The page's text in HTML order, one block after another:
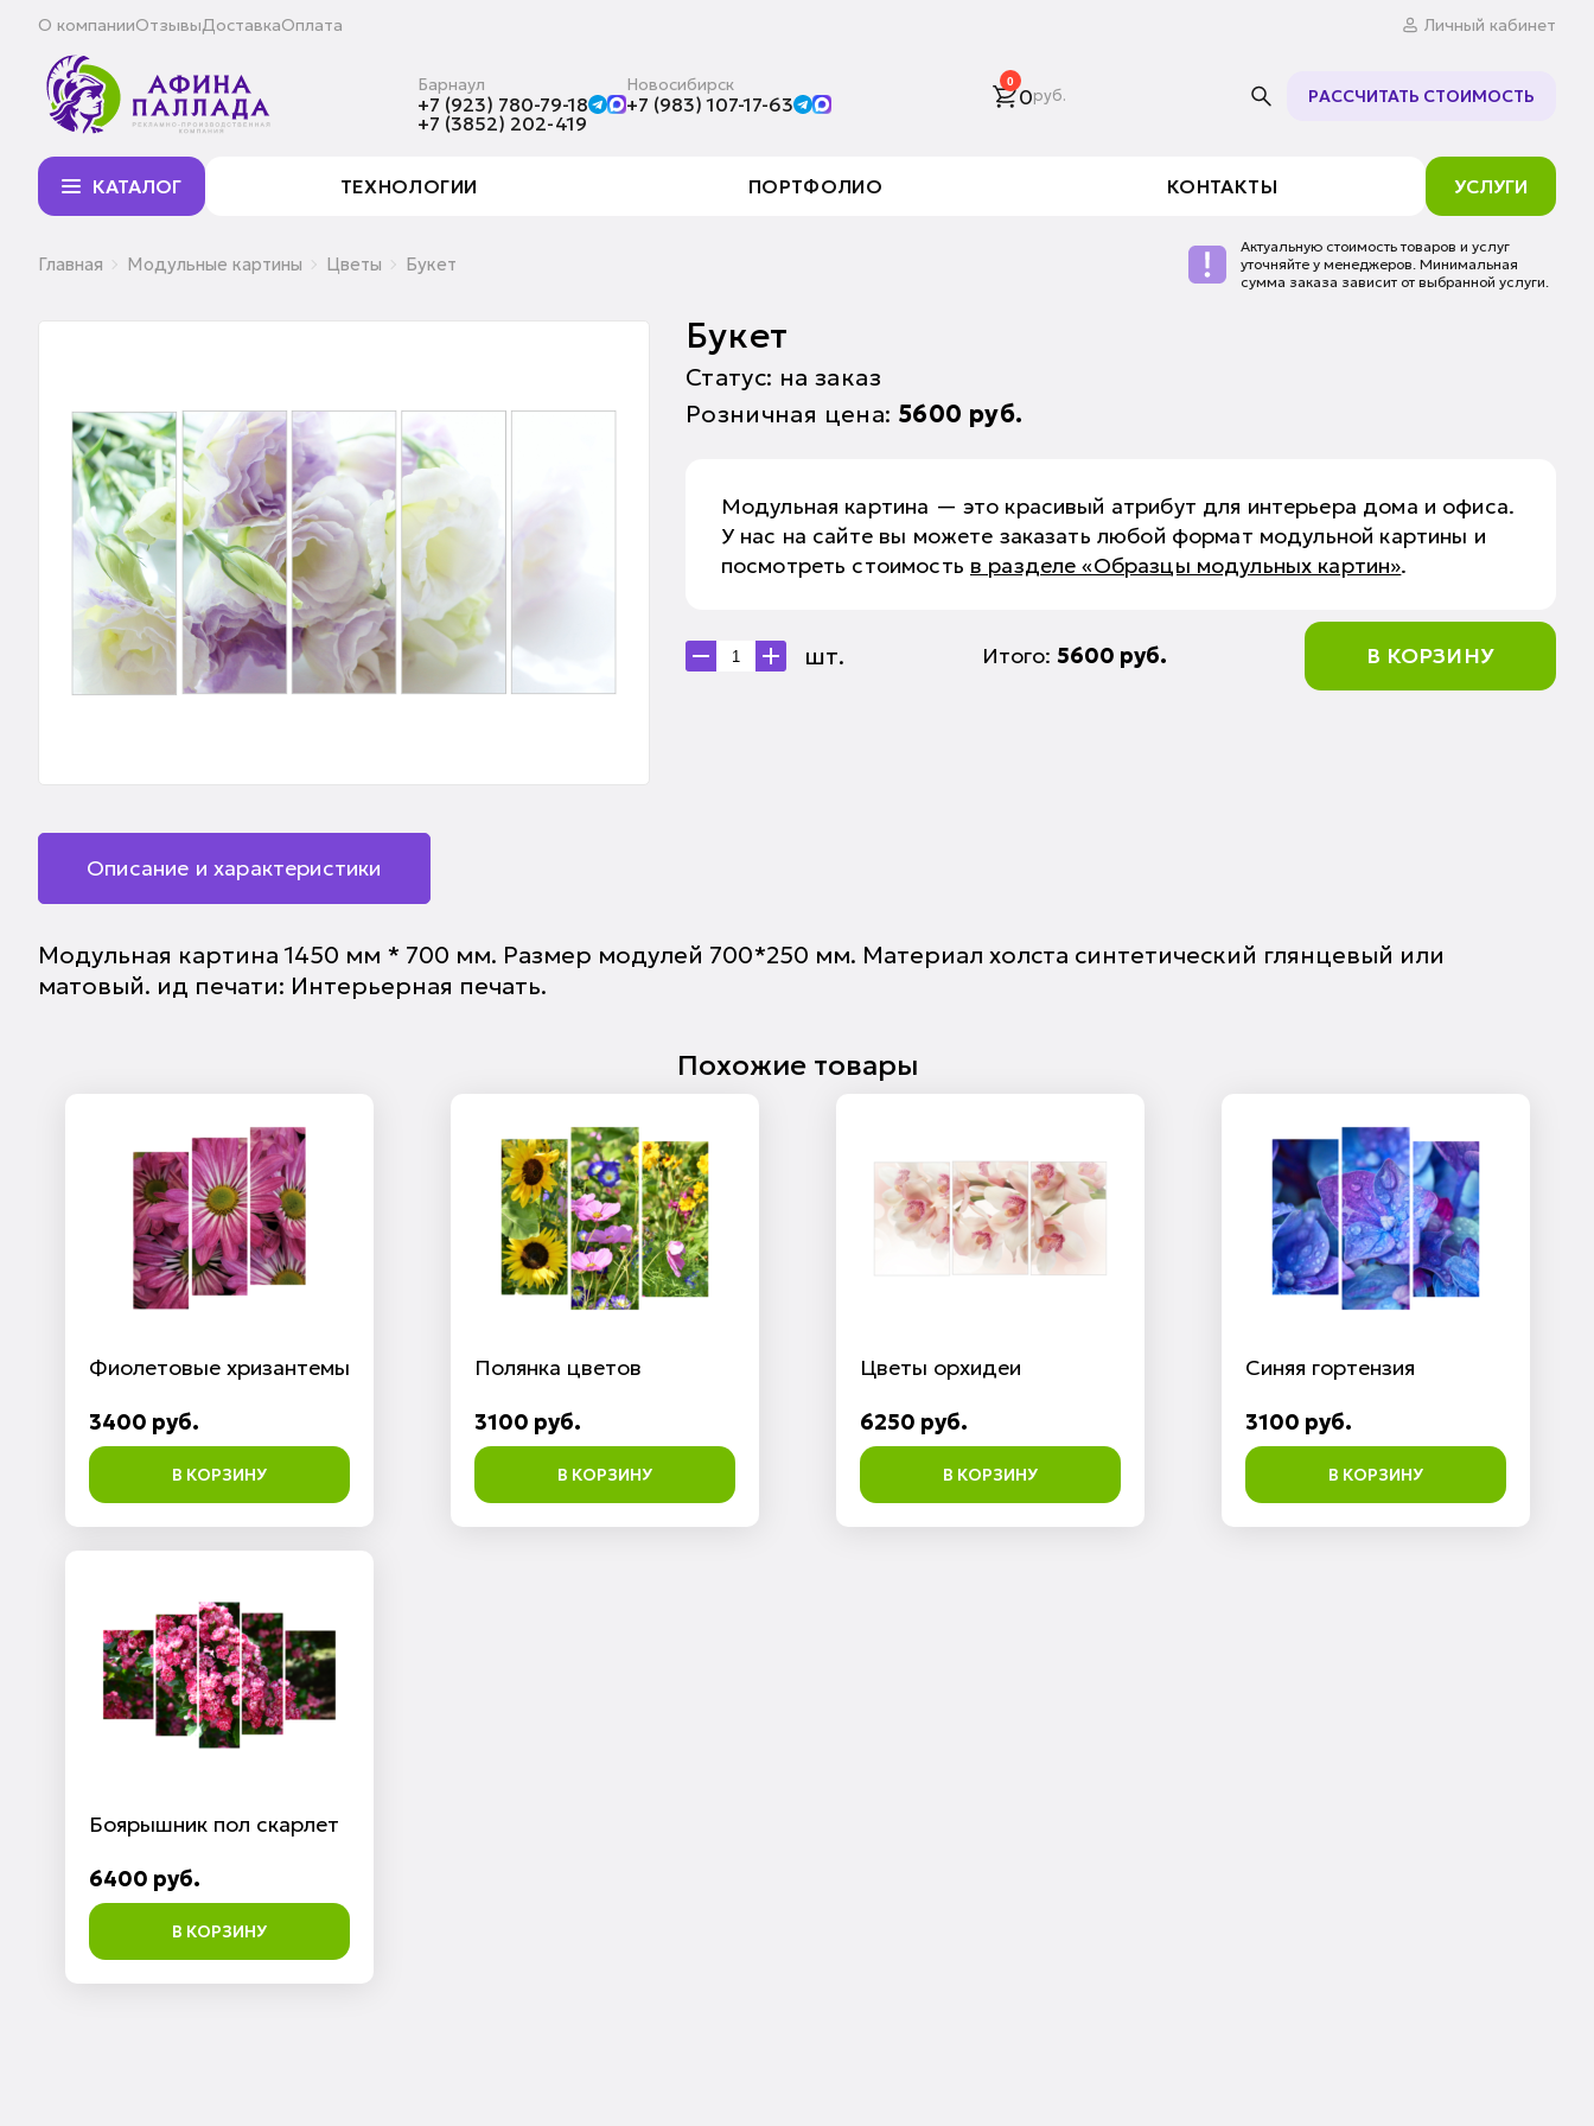
О компанииОтзывыДоставкаОплата Личный кабинет
Барнаул
+7 (923) 780-79-18
+7 (3852) 202-419
Новосибирск
+7 (983) 107-17-63
0
0руб. РАССЧИТАТЬ СТОИМОСТЬ
КАТАЛОГ ТЕХНОЛОГИИ ПОРТФОЛИО КОНТАКТЫ УСЛУГИ
Главная Модульные картины Цветы Букет
Актуальную стоимость товаров и услуг
уточняйте у менеджеров. Минимальная
сумма заказа зависит от выбранной услуги.
Букет
Статус: на заказ
Розничная цена: 5600 руб.
Модульная картина — это красивый атрибут для интерьера дома и офиса.
У нас на сайте вы можете заказать любой формат модульной картины и
посмотреть стоимость в разделе «Образцы модульных картин».
шт. Итого:5600 руб. В КОРЗИНУ
Описание и характеристики
Модульная картина 1450 мм * 700 мм. Размер модулей 700*250 мм. Материал холста синтетический глянцевый или
матовый. ид печати: Интерьерная печать.
Похожие товары
Фиолетовые хризантемы
3400 руб.
В КОРЗИНУ
Полянка цветов
3100 руб.
В КОРЗИНУ
Цветы орхидеи
6250 руб.
В КОРЗИНУ
Синяя гортензия
3100 руб.
В КОРЗИНУ
Боярышник пол скарлет
6400 руб.
В КОРЗИНУ